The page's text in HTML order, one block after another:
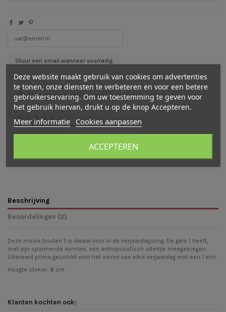
Waarderingen en beoordelingen
5/5 2 cijfer(s) -
Schrijf een beoordeling
Beschrijving
Beoordelingen (2)
Deze mooie houten 1 is ideaal voor in de verjaardagsring. De gele 1 heeft,
met zijn spannende vormen, een antroposofisch uiterlijk meegekregen.
Uiteraard prima geschikt voor het vieren van elke verjaardag met een 1 erin.
Hoogte steker: 8 cm
Klanten kochten ook:
Deze website maakt gebruik van cookies om advertenties
te tonen, onze diensten te verbeteren en voor een betere
gebruikerservaring. Om uw toestemming te geven voor
het gebruik hiervan, drukt u op de knop Accepteren.
Meer informatie Cookies aanpassen
ACCEPTEREN